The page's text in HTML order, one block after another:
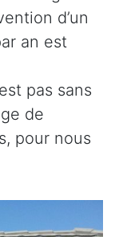
d’un
an est
pas sans
de
pour nous